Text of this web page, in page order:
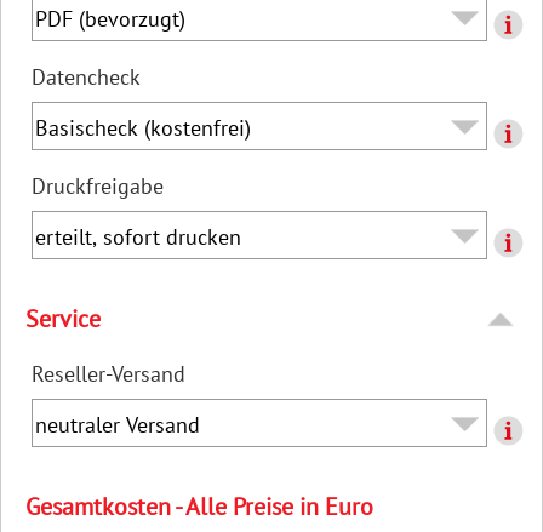
Datencheck
Druckfreigabe
Service
Reseller-Versand
Gesamtkosten - Alle Preise in Euro